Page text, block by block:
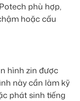
phù hợp,
hoặc cấu
hình zin được
này cần làm kỹ
phát sinh tiếng